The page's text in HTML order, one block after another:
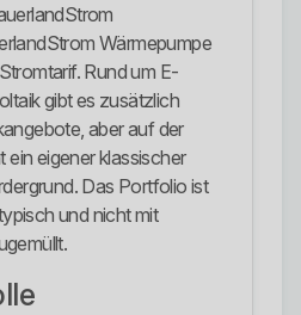
Wärmepumpe
Rund um E-
gibt es zusätzlich
aber auf der
ein eigener klassischer
Das Portfolio ist
und nicht mit